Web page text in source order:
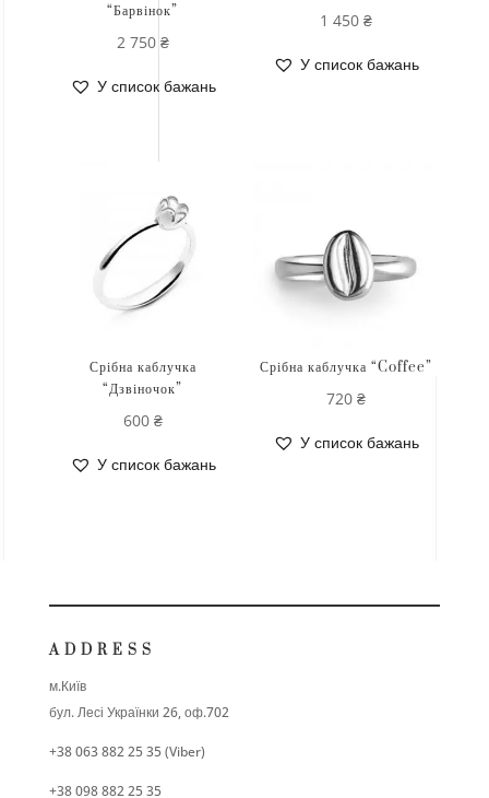
“Барвінок”
2 750 ₴
У список бажань
1 450₴
У список бажань
Срібна каблучка
“Дзвіночок”
600 ₴
У список бажань
Срібна каблучка “Coffee”
720₴
У список бажань
ADDRESS
м.Київ
бул. Лесі Українки 26, оф.702
+38 063 882 25 35 (Viber)
+38 098 882 25 35